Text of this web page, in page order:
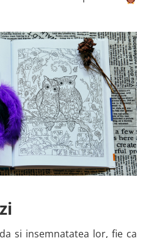
si insemnatatea lor, fie ca